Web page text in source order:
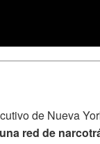
de Nueva
red de